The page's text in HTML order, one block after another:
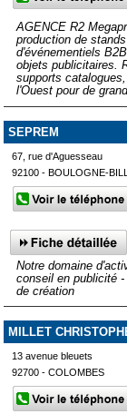
AGENCE R2
production de
d'événementiels
objets publicitaires.
supports
l'Ouest pour de
SEPREM
67, rue d'Aguesseau
92100 - BOULOGNE-
Notre domaine
conseil en publicité
de création
MILLET
13 avenue bleuets
92700 - COLOMBES